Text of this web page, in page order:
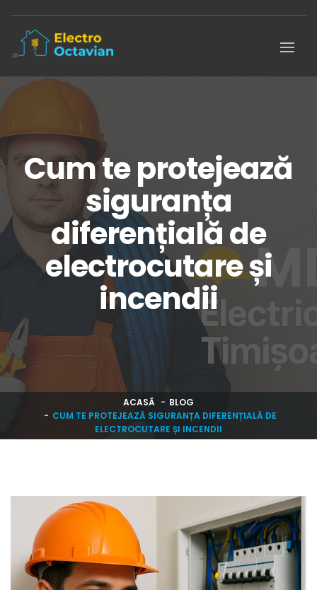
Cum te protejează
siguranța
diferențială de
electrocutare și
incendii
ACASĂ
BLOG
CUM TE PROTEJEAZĂ SIGURANȚA DIFERENȚIALĂ DE
ELECTROCUTARE ȘI INCENDII